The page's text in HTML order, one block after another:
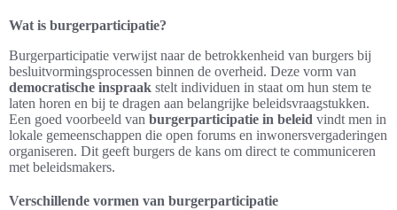
Wat is burgerparticipatie?
Burgerparticipatie verwijst naar de betrokkenheid van burgers bij
besluitvormingsprocessen binnen de overheid. Deze vorm van
democratische inspraak stelt individuen in staat om hun stem te
laten horen en bij te dragen aan belangrijke beleidsvraagstukken.
Een goed voorbeeld van burgerparticipatie in beleid vindt men in
lokale gemeenschappen die open forums en inwonersvergaderingen
organiseren. Dit geeft burgers de kans om direct te communiceren
met beleidsmakers.
Verschillende vormen van burgerparticipatie